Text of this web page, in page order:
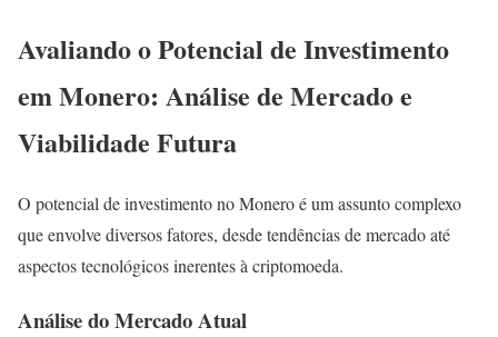
Avaliando o Potencial de Investimento
em Monero: Análise de Mercado e
Viabilidade Futura
O potencial de investimento no Monero é um assunto complexo
que envolve diversos fatores, desde tendências de mercado até
aspectos tecnológicos inerentes à criptomoeda.
Análise do Mercado Atual